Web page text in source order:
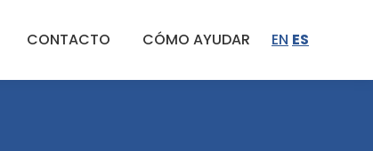
CONTACTO CÓMO AYUDAR EN ES